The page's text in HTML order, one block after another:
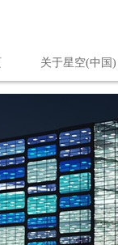
关于星空(中国)